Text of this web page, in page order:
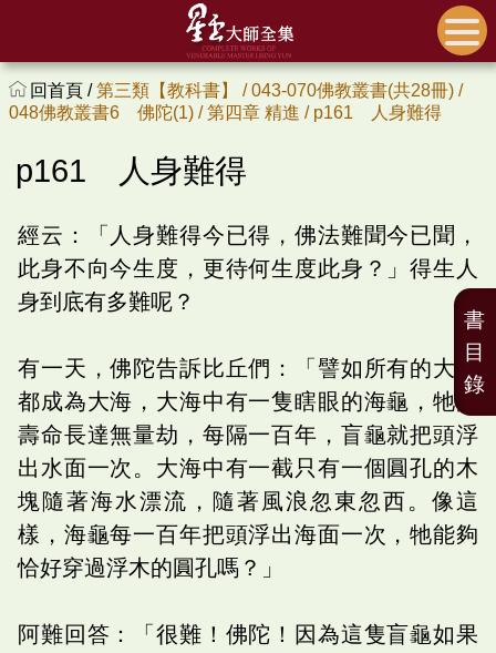
回首頁 /第三類【教科書】 /043-070佛教叢書(共28冊) /
048佛教叢書6 佛陀(1) /第四章 精進 / p161 人身難得
p161 人身難得
經云：「人身難得今已得，佛法難聞今已聞，
此身不向今生度，更待何生度此身？」得生人
身到底有多難呢？
有一天，佛陀告訴比丘們：「譬如所有的大地
都成為大海，大海中有一隻瞎眼的海龜，牠的
壽命長達無量劫，每隔一百年，盲龜就把頭浮
出水面一次。大海中有一截只有一個圓孔的木
塊隨著海水漂流，隨著風浪忽東忽西。像這
樣，海龜每一百年把頭浮出海面一次，牠能夠
恰好穿過浮木的圓孔嗎？」
阿難回答：「很難！佛陀！因為這隻盲龜如果
書
目
錄